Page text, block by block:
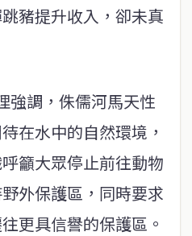
豬提升收入，卻未真
強調，侏儒河馬天性
在水中的自然環境，
籲大眾停止前往動物
外保護區，同時要求
更具信譽的保護區。